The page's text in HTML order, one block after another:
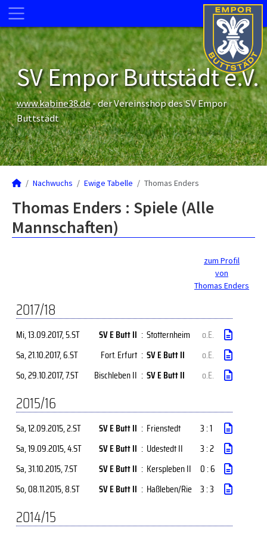
SV Empor Buttstädt e.V.
www.kabine38.de- der Vereinsshop des SV Empor
Buttstädt
Nachwuchs Ewige Tabelle Thomas Enders
Thomas Enders : Spiele (Alle
Mannschaften)
zum Profil
von
Thomas Enders
2017/18
Mi, 13.09.2017, 5.ST SV E Butt II : Stotternheim
o.E.
Sa, 21.10.2017, 6.ST Fort. Erfurt : SV E Butt II
o.E.
So, 29.10.2017, 7.ST Bischleben II : SV E Butt II o.E.
2015/16
Sa, 12.09.2015, 2.ST SV E Butt II : Frienstedt
3 : 1
Sa, 19.09.2015, 4.ST SV E Butt II : Udestedt II
3 : 2
Sa, 31.10.2015, 7.ST SV E Butt II : Kerspleben II
0 : 6
So, 08.11.2015, 8.ST SV E Butt II : Haßleben/Rie 3 : 3
2014/15